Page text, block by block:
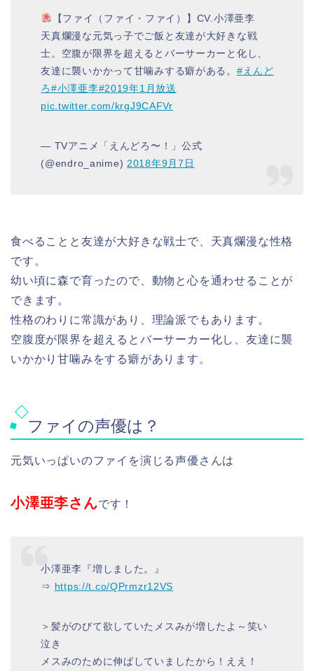
【ファイ（ファイ・ファイ）】CV.小澤亜李
天真爛漫な元気っ子でご飯と友達が大好きな戦
士。空腹が限界を超えるとバーサーカーと化し、
友達に襲いかかって甘噛みする癖がある。 #えんど
ろ#小澤亜李#2019年1月放送
pic.twitter.com/krgJ9CAFVr
— TVアニメ「えんどろ〜！」公式
(@endro_anime) 2018年9月7日
食べることと友達が大好きな戦士で、天真爛漫な性格
です。
幼い頃に森で育ったので、動物と心を通わせることが
できます。
性格のわりに常識があり、理論派でもあります。
空腹度が限界を超えるとバーサーカー化し、友達に襲
いかかり甘噛みをする癖があります。
ファイの声優は？
元気いっぱいのファイを演じる声優さんは
小澤亜李さんです！
小澤亜李『増しました。』
⇒ https://t.co/QPrmzr12VS
＞髪がのびて欲していたメスみが増したよ～笑い
泣き
メスみのために伸ばしていましたから！ええ！